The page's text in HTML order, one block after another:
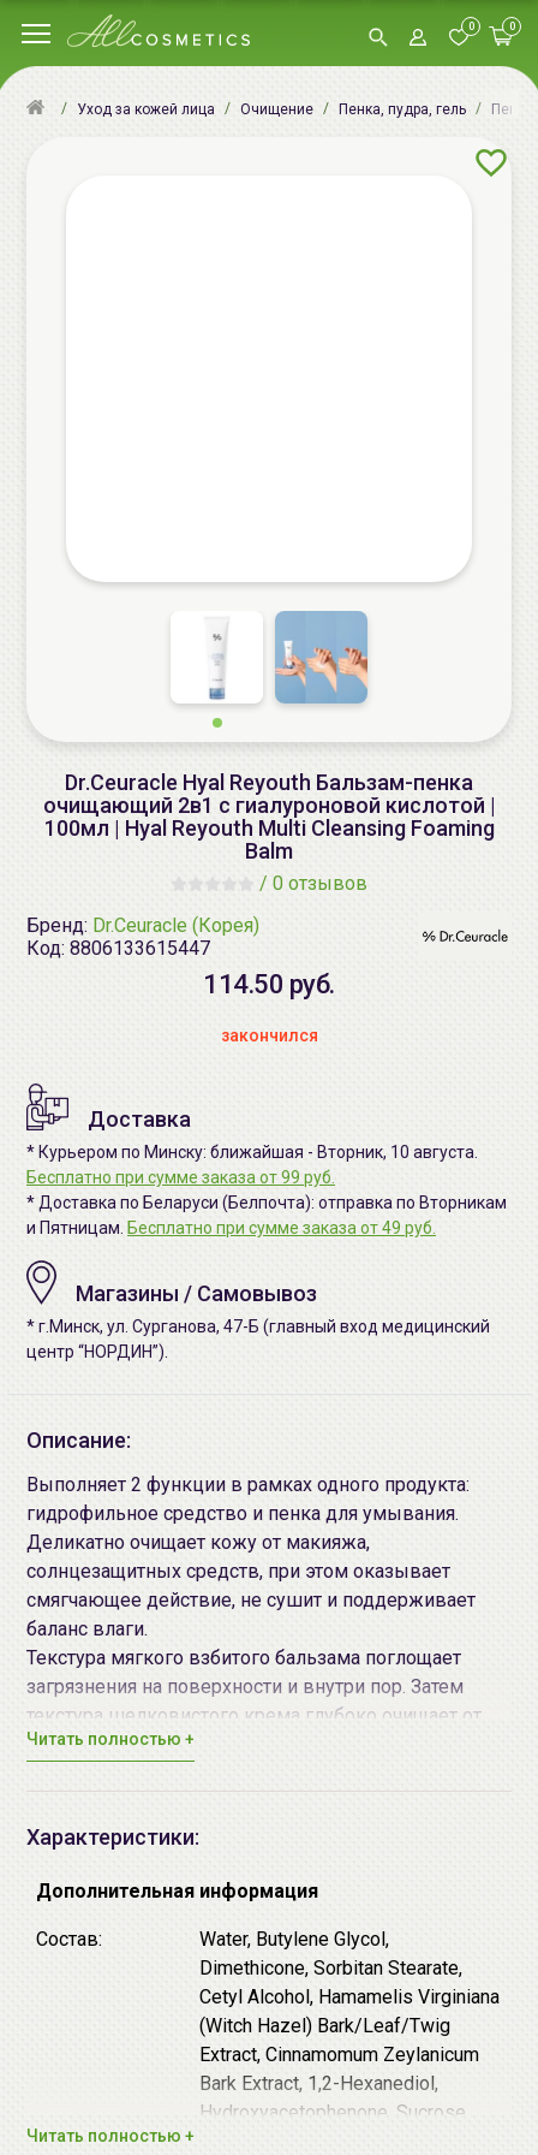
0 0
Уход за кожей лица Очищение Пенка, пудра, гель
Dr.Ceuracle Hyal Reyouth Бальзам-пенка
очищающий 2в1 с гиалуроновой кислотой |
100мл | Hyal Reyouth Multi Cleansing Foaming
Balm
/ 0 отзывов
Бренд: Dr.Ceuracle (Корея)
Код: 8806133615447
114.50 руб.
закончился
Доставка
* Курьером по Минску: ближайшая - Вторник, 10 августа.
Бесплатно при сумме заказа от 99 руб.
* Доставка по Беларуси (Белпочта): отправка по Вторникам
и Пятницам. Бесплатно при сумме заказа от 49 руб.
Магазины / Самовывоз
* г.Минск, ул. Сурганова, 47-Б (главный вход медицинский
центр “НОРДИН”).
Описание:
Выполняет 2 функции в рамках одного продукта:
гидрофильное средство и пенка для умывания.
Деликатно очищает кожу от макияжа,
солнцезащитных средств, при этом оказывает
смягчающее действие, не сушит и поддерживает
баланс влаги.
Текстура мягкого взбитого бальзама поглощает
загрязнения на поверхности и внутри пор. Затем
текстура шелковистого крема глубоко очищает от
ороговевших клеток и лишнего себума, затем
Средство имеет слабокислый уровень pH, не
чувствительной кожи, склонной к раздражениям и
очищена и увлажнена одновременно, без признаков
сухости или стянутости.зам является дружественным
к кожному барьеру, не разрушает натуральный
увлажняющий фактор и не нарушает
организованную структуру межклеточного матрикса.
10 форм гиалуроновой кислоты помогают
восстановить баланс влаги в роговом слое,
уменьшить трансэпидермальную потерю воды и
Читать полностью +
Характеристики:
Дополнительная информация
Состав:
Water, Butylene Glycol,
Dimethicone, Sorbitan Stearate,
Cetyl Alcohol, Hamamelis Virginiana
(Witch Hazel) Bark/Leaf/Twig
Extract, Cinnamomum Zeylanicum
Bark Extract, 1,2-Hexanediol,
Hydroxyacetophenone, Sucrose
Читать полностью +